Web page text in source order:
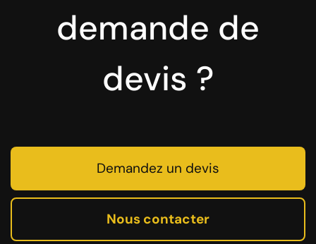
demande de
devis ?
Demandez un devis
Nous contacter